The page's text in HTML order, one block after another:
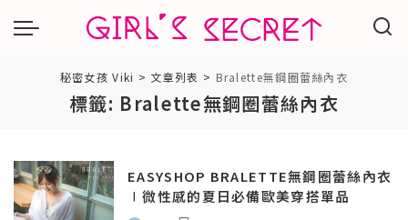
秘密女孩 Viki > 文章列表 > Bralette無鋼圈蕾絲內衣
標籤: Bralette無鋼圈蕾絲內衣
EASYSHOP BRALETTE無鋼圈蕾絲內衣
∣微性感的夏日必備歐美穿搭單品